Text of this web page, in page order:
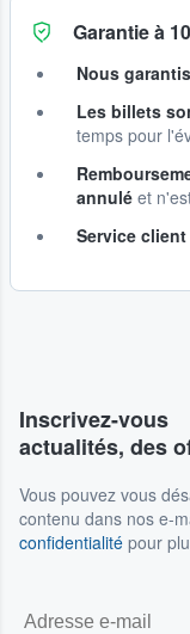
Garantie à
Nous
Les billets
temps pour
annulé et
Service
Inscrivez-
actualités, des
Vous pouvez vous
contenu dans nos e-
confidentialité pour